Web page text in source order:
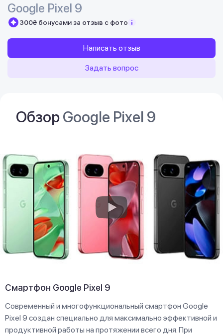
Google Pixel 9
300₴ бонусами за отзыв с фото
Написать отзыв
Задать вопрос
ОбзорGoogle Pixel 9
Смартфон Google Pixel 9
Современный и многофункциональный смартфон Google
Pixel 9 создан специально для максимально эффективной и
продуктивной работы на протяжении всего дня. При